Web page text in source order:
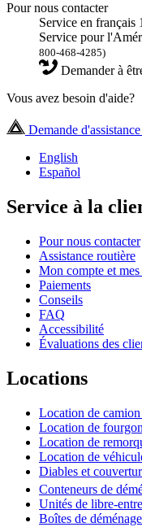
Pour nous contacter
Service en français
Service pour
800-468-4285)
Demander à
Vous avez besoin d'aide?
Demande
English
Español
Service à la
Pour nous contacter
Assistance routière
Mon compte et
Paiements
Conseils
FAQ
Accessibilité
Évaluations des
Locations
Location de
Location de
Location de
Location de
Diables et
Conteneurs de
Unités de libre-
Boîtes de